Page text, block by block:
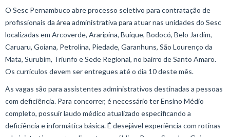
O Sesc Pernambuco abre processo seletivo para contratação de
profissionais da área administrativa para atuar nas unidades do Sesc
localizadas em Arcoverde, Araripina, Buíque, Bodocó, Belo Jardim,
Caruaru, Goiana, Petrolina, Piedade, Garanhuns, São Lourenço da
Mata, Surubim, Triunfo e Sede Regional, no bairro de Santo Amaro.
Os currículos devem ser entregues até o dia 10 deste mês.
As vagas são para assistentes administrativos destinadas a pessoas
com deficiência. Para concorrer, é necessário ter Ensino Médio
completo, possuir laudo médico atualizado especificando a
deficiência e informática básica. É desejável experiência com rotinas